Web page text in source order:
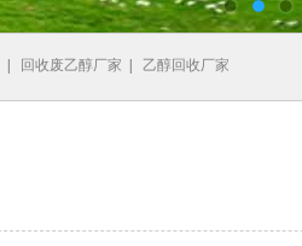
回收废乙醇厂家 乙醇回收厂家